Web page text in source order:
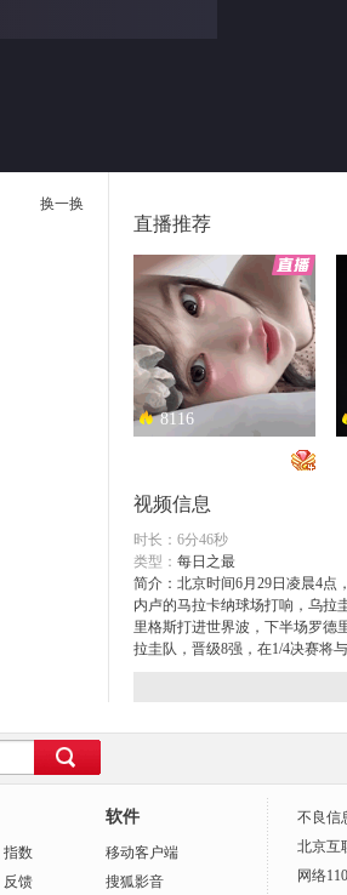
换一换
直播推荐
8116
异地恋总是让人患得患失
视频信息
时长：6分46秒
类型： 每日之最
简介：北京时间6月29日凌晨4点
内卢的马拉卡纳球场打响，乌拉
里格斯打进世界波，下半场罗德
拉圭队，晋级8强，在1/4决赛将
指数
反馈
软件
移动客户端
搜狐影音
不良信
北京互
网络